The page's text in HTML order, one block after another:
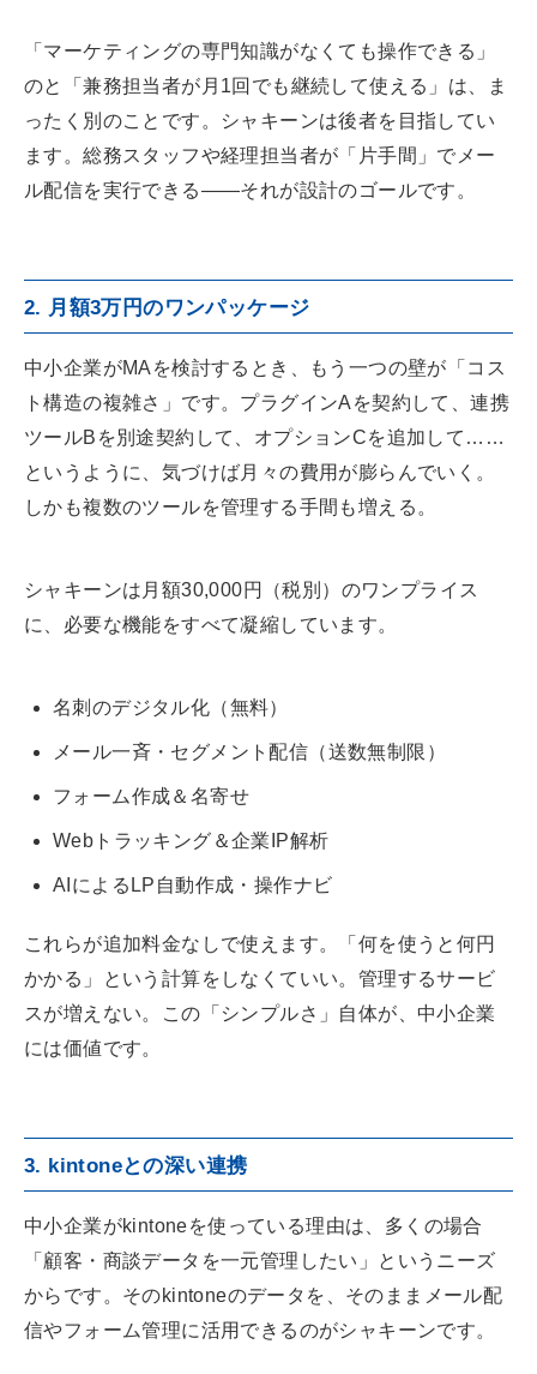
「マーケティングの専門知識がなくても操作できる」
のと「兼務担当者が月1回でも継続して使える」は、ま
ったく別のことです。シャキーンは後者を目指してい
ます。総務スタッフや経理担当者が「片手間」でメー
ル配信を実行できる——それが設計のゴールです。
2. 月額3万円のワンパッケージ
中小企業がMAを検討するとき、もう一つの壁が「コス
ト構造の複雑さ」です。プラグインAを契約して、連携
ツールBを別途契約して、オプションCを追加して……
というように、気づけば月々の費用が膨らんでいく。
しかも複数のツールを管理する手間も増える。
シャキーンは月額30,000円（税別）のワンプライス
に、必要な機能をすべて凝縮しています。
名刺のデジタル化（無料）
メール一斉・セグメント配信（送数無制限）
フォーム作成＆名寄せ
Webトラッキング＆企業IP解析
AIによるLP自動作成・操作ナビ
これらが追加料金なしで使えます。「何を使うと何円
かかる」という計算をしなくていい。管理するサービ
スが増えない。この「シンプルさ」自体が、中小企業
には価値です。
3. kintoneとの深い連携
中小企業がkintoneを使っている理由は、多くの場合
「顧客・商談データを一元管理したい」というニーズ
からです。そのkintoneのデータを、そのままメール配
信やフォーム管理に活用できるのがシャキーンです。